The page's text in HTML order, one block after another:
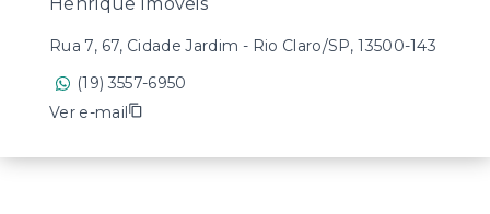
Rua 7, 67, Cidade Jardim - Rio Claro/SP, 13500-143
(19) 3557-6950
Ver e-mail